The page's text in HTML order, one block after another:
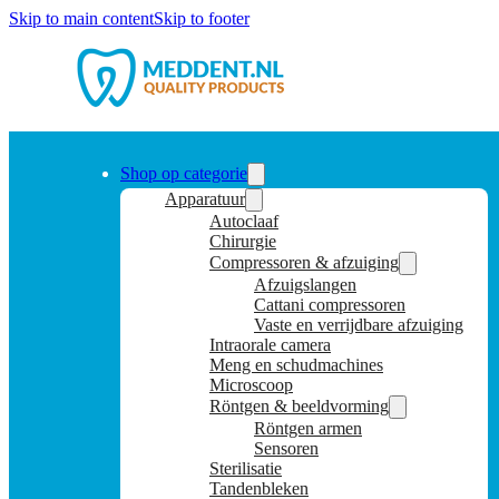
Skip to main contentSkip to footer
Shop op categorie
Apparatuur
Autoclaaf
Chirurgie
Compressoren & afzuiging
Afzuigslangen
Cattani compressoren
Vaste en verrijdbare afzuiging
Intraorale camera
Meng en schudmachines
Microscoop
Röntgen & beeldvorming
Röntgen armen
Sensoren
Sterilisatie
Tandenbleken